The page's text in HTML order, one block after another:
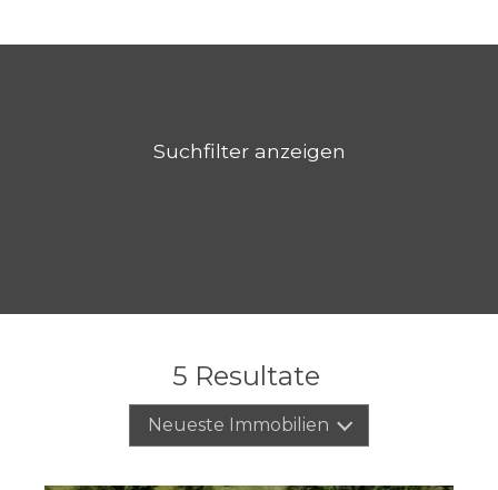
Suchfilter anzeigen
5 Resultate
Neueste Immobilien